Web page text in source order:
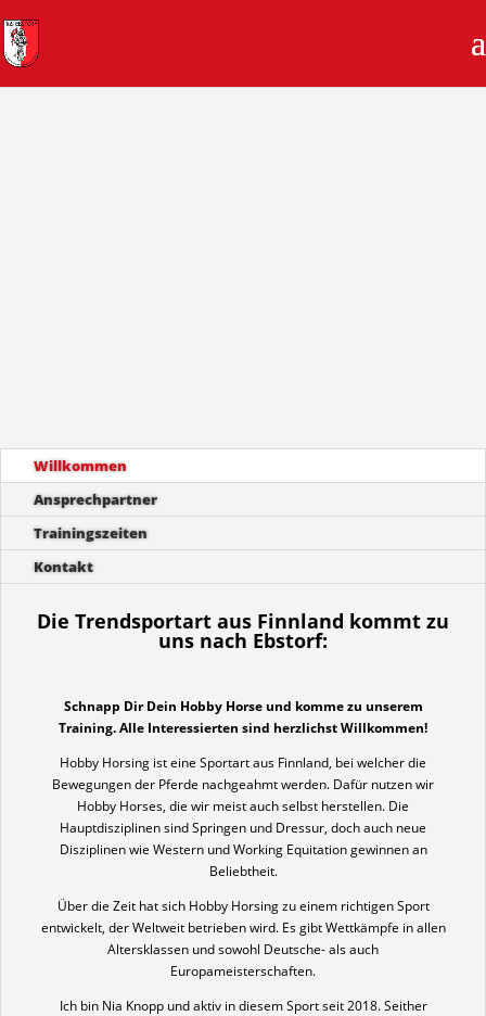
Willkommen
Ansprechpartner
Trainingszeiten
Kontakt
Die Trendsportart aus Finnland kommt zu
uns nach Ebstorf:
Schnapp Dir Dein Hobby Horse und komme zu unserem
Training. Alle Interessierten sind herzlichst Willkommen!
Hobby Horsing ist eine Sportart aus Finnland, bei welcher die
Bewegungen der Pferde nachgeahmt werden. Dafür nutzen wir
Hobby Horses, die wir meist auch selbst herstellen. Die
Hauptdisziplinen sind Springen und Dressur, doch auch neue
Disziplinen wie Western und Working Equitation gewinnen an
Beliebtheit.
Über die Zeit hat sich Hobby Horsing zu einem richtigen Sport
entwickelt, der Weltweit betrieben wird. Es gibt Wettkämpfe in allen
Altersklassen und sowohl Deutsche- als auch
Europameisterschaften.
Ich bin Nia Knopp und aktiv in diesem Sport seit 2018. Seither